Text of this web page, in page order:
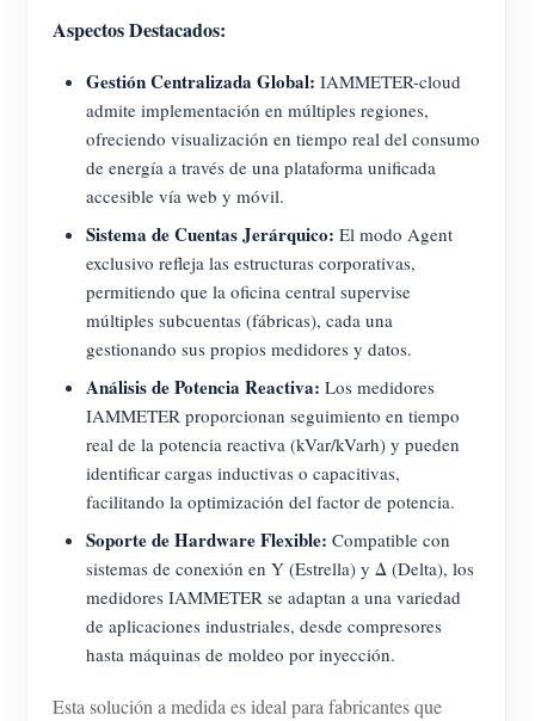
Aspectos Destacados:
Gestión Centralizada Global: IAMMETER-cloud
admite implementación en múltiples regiones,
ofreciendo visualización en tiempo real del consumo
de energía a través de una plataforma unificada
accesible vía web y móvil.
Sistema de Cuentas Jerárquico: El modo Agent
exclusivo refleja las estructuras corporativas,
permitiendo que la oficina central supervise
múltiples subcuentas (fábricas), cada una
gestionando sus propios medidores y datos.
Análisis de Potencia Reactiva: Los medidores
IAMMETER proporcionan seguimiento en tiempo
real de la potencia reactiva (kVar/kVarh) y pueden
identificar cargas inductivas o capacitivas,
facilitando la optimización del factor de potencia.
Soporte de Hardware Flexible: Compatible con
sistemas de conexión en Y (Estrella) y Δ (Delta), los
medidores IAMMETER se adaptan a una variedad
de aplicaciones industriales, desde compresores
hasta máquinas de moldeo por inyección.
Esta solución a medida es ideal para fabricantes que